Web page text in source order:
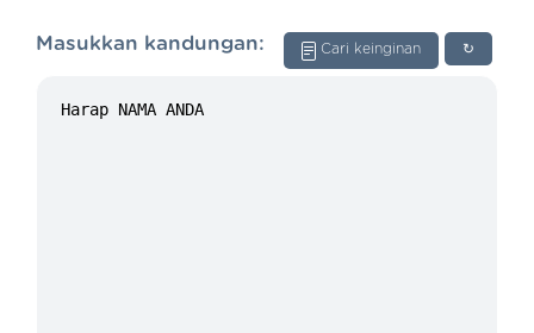
↻
Cari keinginan
Masukkan kandungan: